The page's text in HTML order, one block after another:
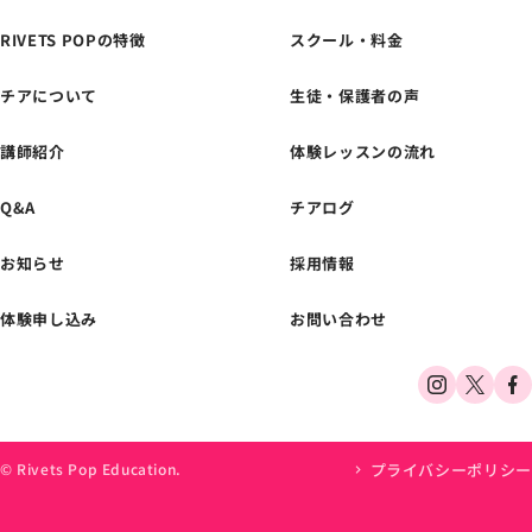
体験レッスンの
お申し込みはこちら
RIVETS POPの特徴 スクール・料金
チアについて 生徒・保護者の声
講師紹介 体験レッスンの流れ
Q&A チアログ
お知らせ 採用情報
体験申し込み お問い合わせ
プライバシーポリシー
© Rivets Pop Education.